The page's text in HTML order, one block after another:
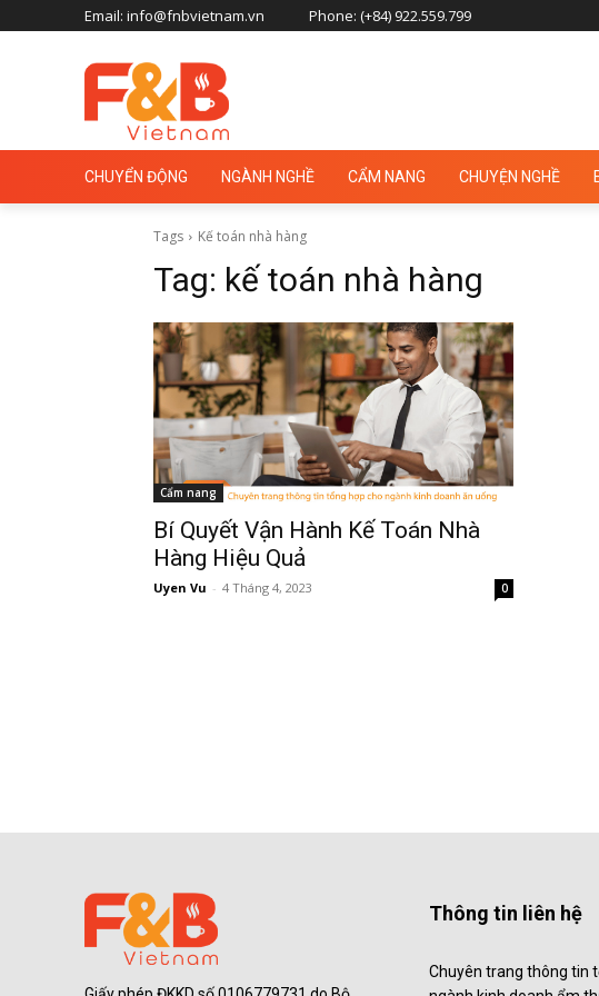
Email: info@fnbvietnam.vn Phone: (+84) 922.559.799
CHUYỂN ĐỘNG NGÀNH NGHỀ CẨM NANG CHUYỆN NGHỀ
Tags Kế toán nhà hàng
Tag: kế toán nhà hàng
Cẩm nang
Bí Quyết Vận Hành Kế Toán Nhà
Hàng Hiệu Quả
Uyen Vu - 4 Tháng 4, 2023 0
Thông tin liên hệ
Chuyên trang thông tin